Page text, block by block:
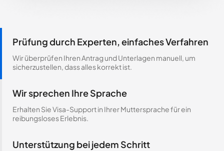
Prüfung durch Experten, einfaches Verfahren
Wir überprüfen Ihren Antrag und Unterlagen manuell, um
sicherzustellen, dass alles korrekt ist.
Wir sprechen Ihre Sprache
Erhalten Sie Visa-Support in Ihrer Muttersprache für ein
reibungsloses Erlebnis.
Unterstützung bei jedem Schritt